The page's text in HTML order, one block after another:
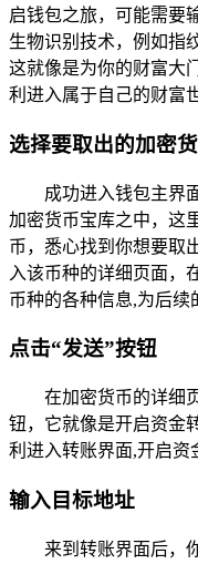
启钱包之旅，可能需要
生物识别技术，例如指
这就像是为你的财富大
利进入属于自己的财富
选择要取出的加密
成功进入钱包主界
加密货币宝库之中，这
币，悉心找到你想要取
入该币种的详细页面，
币种的各种信息,为后续
点击“发送”按钮
在加密货币的详细
钮，它就像是开启资金
利进入转账界面,开启资
输入目标地址
来到转账界面后，